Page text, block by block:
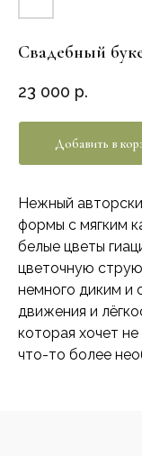
Свадебный
23 000 р.
Добавить в
Нежный
формы с мягким
белые цветы
цветочную
немного диким и
движения и
которая хочет не
что-то более